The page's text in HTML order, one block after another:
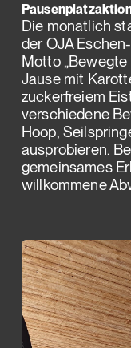
Die monatlich
der OJA
Motto „Bewegte
Jause mit
zuckerfreiem
verschiedene
Hoop,
ausprobieren.
gemeinsames
willkommene